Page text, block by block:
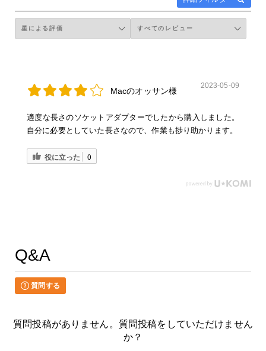
Macのオッサン様
2023-05-09
適度な長さのソケットアダプターでしたから購入しました。
自分に必要としていた長さなので、作業も捗り助かります。
役に立った 0
Q&A
質問する
質問投稿がありません。質問投稿をしていただけません
か？